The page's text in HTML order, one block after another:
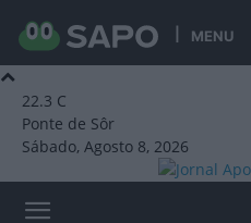
MENU
22.3 C
Ponte de Sôr
Sábado, Agosto 8, 2026